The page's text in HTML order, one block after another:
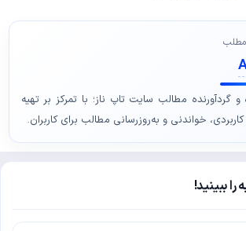
مطلب
و گردآورنده مطالب سایت تاپ ناز؛ با تمرکز بر تهیه
خواندنی و به‌روزرسانی مطالب برای کاربران.
ببینید!